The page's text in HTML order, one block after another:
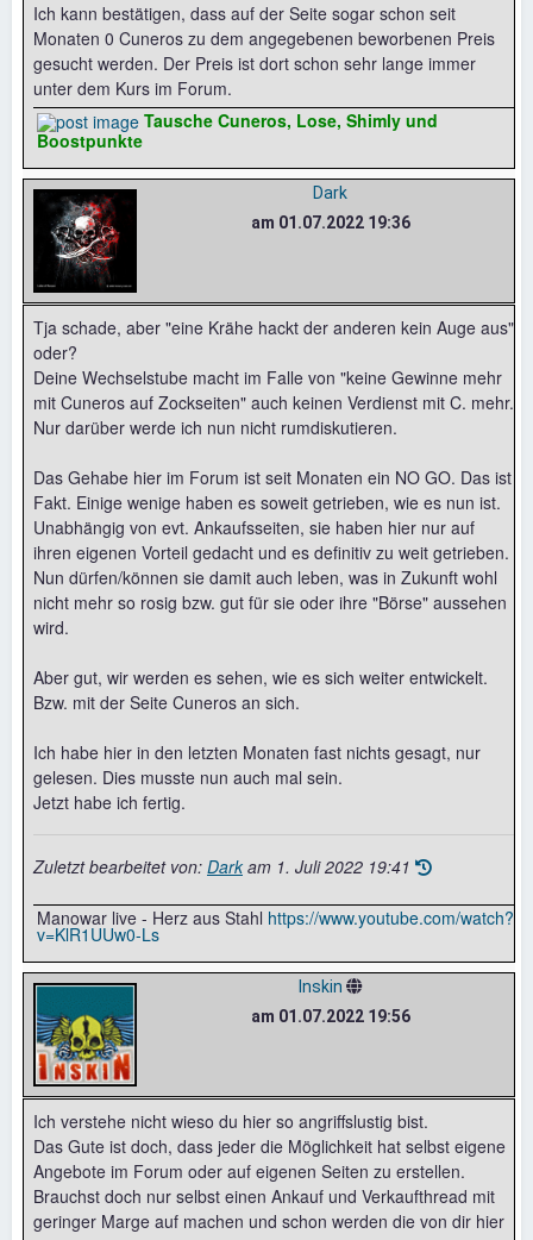
Ich kann bestätigen, dass auf der Seite sogar schon seit
Monaten 0 Cuneros zu dem angegebenen beworbenen Preis
gesucht werden. Der Preis ist dort schon sehr lange immer
unter dem Kurs im Forum.
Tausche Cuneros, Lose, Shimly und
Boostpunkte
Dark
am 01.07.2022 19:36
Tja schade, aber "eine Krähe hackt der anderen kein Auge aus"
oder?
Deine Wechselstube macht im Falle von "keine Gewinne mehr
mit Cuneros auf Zockseiten" auch keinen Verdienst mit C. mehr.
Nur darüber werde ich nun nicht rumdiskutieren.
Das Gehabe hier im Forum ist seit Monaten ein NO GO. Das ist
Fakt. Einige wenige haben es soweit getrieben, wie es nun ist.
Unabhängig von evt. Ankaufsseiten, sie haben hier nur auf
ihren eigenen Vorteil gedacht und es definitiv zu weit getrieben.
Nun dürfen/können sie damit auch leben, was in Zukunft wohl
nicht mehr so rosig bzw. gut für sie oder ihre "Börse" aussehen
wird.
Aber gut, wir werden es sehen, wie es sich weiter entwickelt.
Bzw. mit der Seite Cuneros an sich.
Ich habe hier in den letzten Monaten fast nichts gesagt, nur
gelesen. Dies musste nun auch mal sein.
Jetzt habe ich fertig.
Zuletzt bearbeitet von: Dark am 1. Juli 2022 19:41
Manowar live - Herz aus Stahl https://www.youtube.com/watch?
v=KlR1UUw0-Ls
Inskin
am 01.07.2022 19:56
Ich verstehe nicht wieso du hier so angriffslustig bist.
Das Gute ist doch, dass jeder die Möglichkeit hat selbst eigene
Angebote im Forum oder auf eigenen Seiten zu erstellen.
Brauchst doch nur selbst einen Ankauf und Verkaufthread mit
geringer Marge auf machen und schon werden die von dir hier